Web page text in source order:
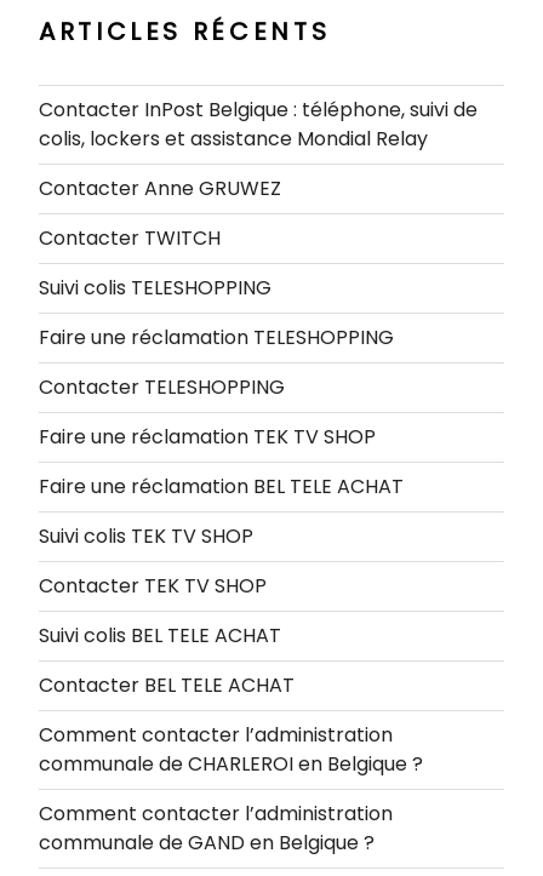
ARTICLES RÉCENTS
Contacter InPost Belgique : téléphone, suivi de
colis, lockers et assistance Mondial Relay
Contacter Anne GRUWEZ
Contacter TWITCH
Suivi colis TELESHOPPING
Faire une réclamation TELESHOPPING
Contacter TELESHOPPING
Faire une réclamation TEK TV SHOP
Faire une réclamation BEL TELE ACHAT
Suivi colis TEK TV SHOP
Contacter TEK TV SHOP
Suivi colis BEL TELE ACHAT
Contacter BEL TELE ACHAT
Comment contacter l’administration
communale de CHARLEROI en Belgique ?
Comment contacter l’administration
communale de GAND en Belgique ?